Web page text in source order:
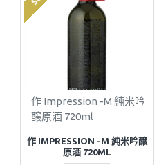
作 Impression -M 純米吟
醸原酒 720ml
作 IMPRESSION -M 純米吟醸
原酒 720ML